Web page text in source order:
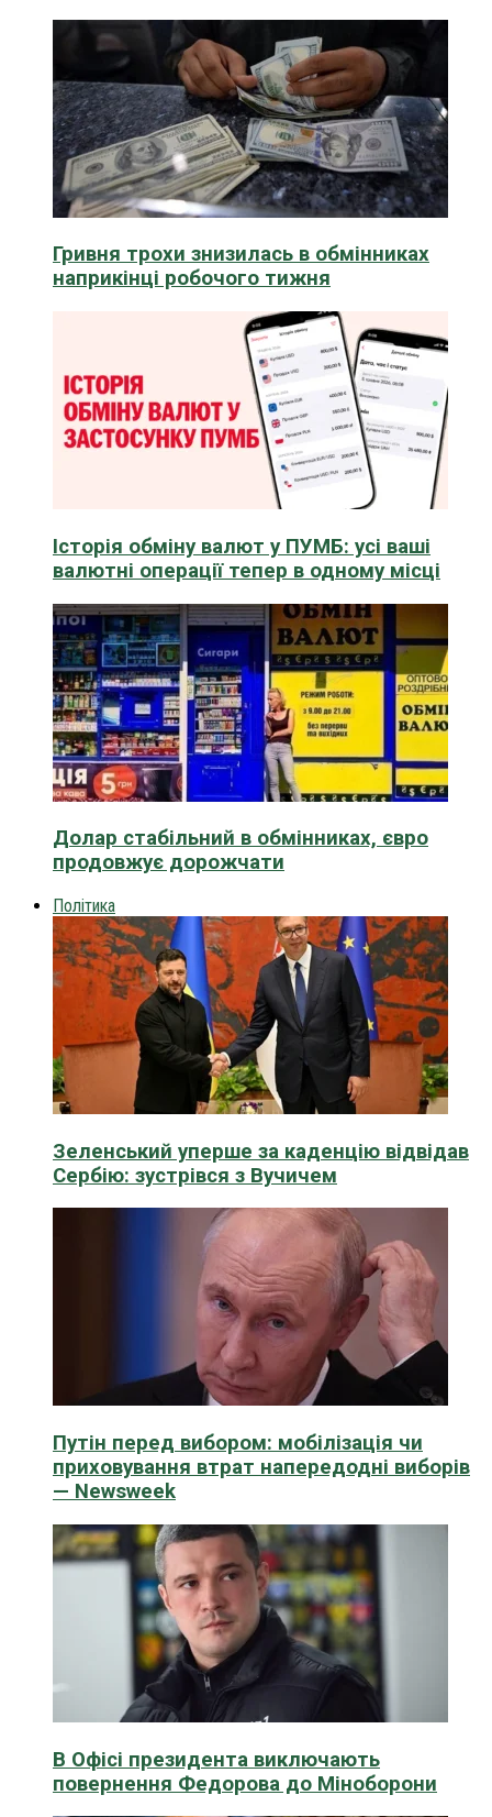
Гривня трохи знизилась в обмінниках
наприкінці робочого тижня
Історія обміну валют у ПУМБ: усі ваші
валютні операції тепер в одному місці
Долар стабільний в обмінниках, євро
продовжує дорожчати
Політика
Зеленський уперше за каденцію відвідав
Сербію: зустрівся з Вучичем
Путін перед вибором: мобілізація чи
приховування втрат напередодні виборів
— Newsweek
В Офісі президента виключають
повернення Федорова до Міноборони